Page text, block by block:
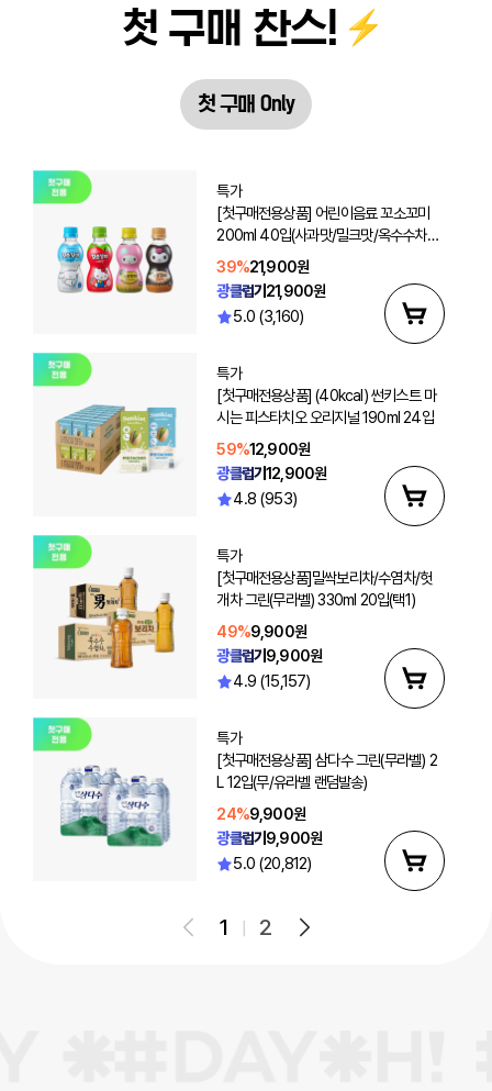
첫 구매 찬스!
첫 구매 Only
특가
[첫구매전용상품] 어린이음료 꼬소꼬미
200ml 40입(사과맛/밀크맛/옥수수차/
보리차 선택2)
39%21,900원
광클럽가21,900원
5.0 (3,160)
특가
[첫구매전용상품] (40kcal) 썬키스트 마
시는 피스타치오 오리지널 190ml 24입
59%12,900원
광클럽가12,900원
4.8 (953)
특가
[첫구매전용상품]밀싹보리차/수염차/헛
개차 그린(무라벨) 330ml 20입(택1)
49%9,900원
광클럽가9,900원
4.9 (15,157)
특가
[첫구매전용상품] 삼다수 그린(무라벨) 2
L 12입(무/유라벨 랜덤발송)
24%9,900원
광클럽가9,900원
5.0 (20,812)
1 2